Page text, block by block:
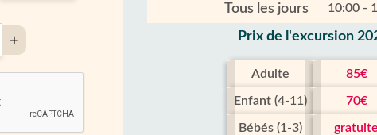
Tous les jours 10:00 -
Prix ​​de l'excursion
Adulte 85€
Enfant (4-11) 70€
Bébés (1-3) gratuite
+